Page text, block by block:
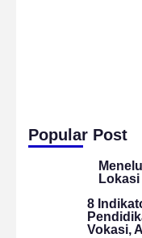
Popular Post
8
Vokasi,